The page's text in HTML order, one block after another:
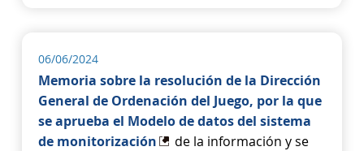
06/06/2024
Memoria sobre la resolución de la Dirección
General de Ordenación del Juego, por la que
se aprueba el Modelo de datos del sistema
de monitorización
de la información y se